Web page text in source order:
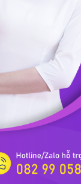
TOEIC IELTS
luyện thi TOEIC